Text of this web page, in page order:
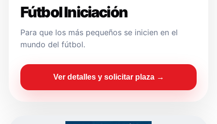
Fútbol Iniciación
Para que los más pequeños se inicien en el
mundo del fútbol.
Ver detalles y solicitar plaza →